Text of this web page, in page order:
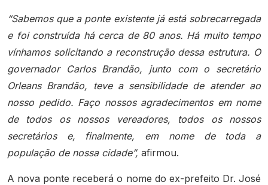
“Sabemos que a ponte existente já está sobrecarregada
e foi construída há cerca de 80 anos. Há muito tempo
vínhamos solicitando a reconstrução dessa estrutura. O
governador Carlos Brandão, junto com o secretário
Orleans Brandão, teve a sensibilidade de atender ao
nosso pedido. Faço nossos agradecimentos em nome
de todos os nossos vereadores, todos os nossos
secretários e, finalmente, em nome de toda a
população de nossa cidade”, afirmou.
A nova ponte receberá o nome do ex-prefeito Dr. José